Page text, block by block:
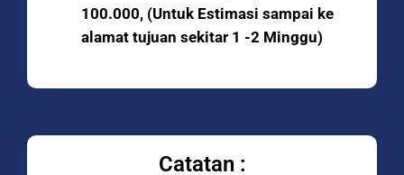
100.000, (Untuk Estimasi sampai ke
alamat tujuan sekitar 1 -2 Minggu)
Catatan :